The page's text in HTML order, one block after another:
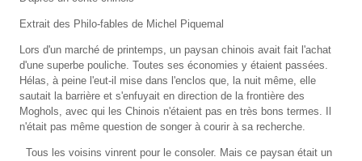
Extrait des Philo-fables de Michel Piquemal
Lors d'un marché de printemps, un paysan chinois avait fait l'achat
d'une superbe pouliche. Toutes ses économies y étaient passées.
Hélas, à peine l'eut-il mise dans l'enclos que, la nuit même, elle
sautait la barrière et s'enfuyait en direction de la frontière des
Moghols, avec qui les Chinois n'étaient pas en très bons termes. Il
n'était pas même question de songer à courir à sa recherche.
Tous les voisins vinrent pour le consoler. Mais ce paysan était un